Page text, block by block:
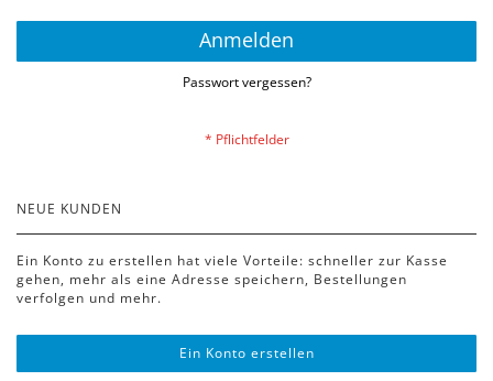
Anmelden
Passwort vergessen?
NEUE KUNDEN
Ein Konto zu erstellen hat viele Vorteile: schneller zur Kasse
gehen, mehr als eine Adresse speichern, Bestellungen
verfolgen und mehr.
Ein Konto erstellen